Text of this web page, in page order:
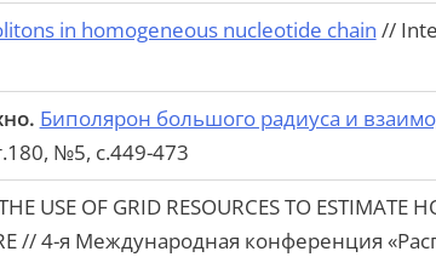
in homogeneous nucleotide chain //
Биполярон большого радиуса и
№5, с.449-473
USE OF GRID RESOURCES TO ESTIMATE
// 4-я Международная конференция